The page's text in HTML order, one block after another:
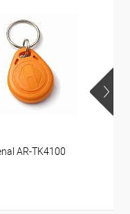
AR-TK4100